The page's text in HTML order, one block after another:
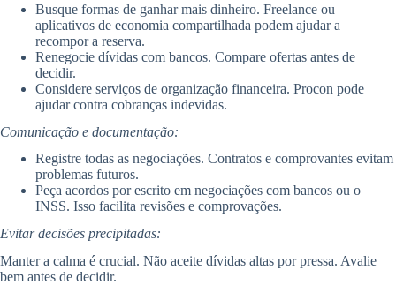
Busque formas de ganhar mais dinheiro. Freelance ou
aplicativos de economia compartilhada podem ajudar a
recompor a reserva.
Renegocie dívidas com bancos. Compare ofertas antes de
decidir.
Considere serviços de organização financeira. Procon pode
ajudar contra cobranças indevidas.
Comunicação e documentação:
Registre todas as negociações. Contratos e comprovantes evitam
problemas futuros.
Peça acordos por escrito em negociações com bancos ou o
INSS. Isso facilita revisões e comprovações.
Evitar decisões precipitadas:
Manter a calma é crucial. Não aceite dívidas altas por pressa. Avalie
bem antes de decidir.